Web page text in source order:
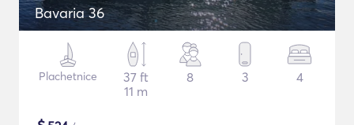
Bavaria 36
Plachetnice
37 ft
11 m
8 3 4